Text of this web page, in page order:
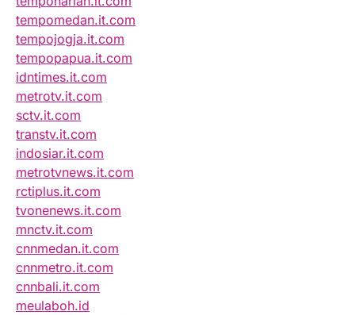
tempomedan.it.com
tempojogja.it.com
tempopapua.it.com
idntimes.it.com
metrotv.it.com
sctv.it.com
transtv.it.com
indosiar.it.com
metrotvnews.it.com
rctiplus.it.com
tvonenews.it.com
mnctv.it.com
cnnmedan.it.com
cnnmetro.it.com
cnnbali.it.com
meulaboh.id